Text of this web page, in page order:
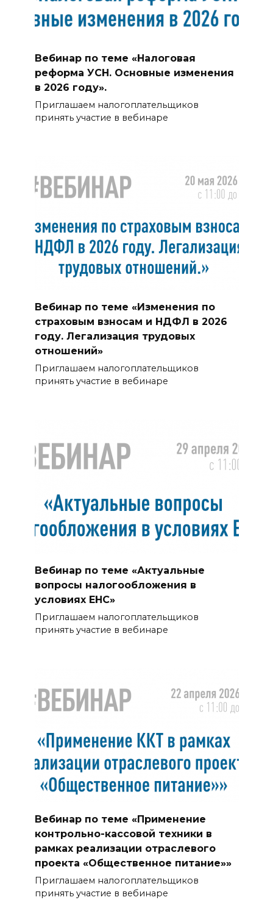
Вебинар по теме «Налоговая
реформа УСН. Основные изменения
в 2026 году».
Приглашаем налогоплательщиков
принять участие в вебинаре
Вебинар по теме «Изменения по
страховым взносам и НДФЛ в 2026
году. Легализация трудовых
отношений»
Приглашаем налогоплательщиков
принять участие в вебинаре
Вебинар по теме «Актуальные
вопросы налогообложения в
условиях ЕНС»
Приглашаем налогоплательщиков
принять участие в вебинаре
Вебинар по теме «Применение
контрольно-кассовой техники в
рамках реализации отраслевого
проекта «Общественное питание»»
Приглашаем налогоплательщиков
принять участие в вебинаре